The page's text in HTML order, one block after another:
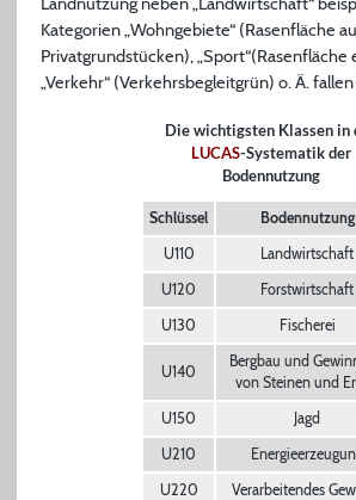
Kategorien „Wohngebiete“ (Rasenfläche
Privatgrundstücken), „Sport“(Rasenfläche
„Verkehr“ (Verkehrsbegleitgrün) o. Ä.
Die wichtigsten Klassen in
LUCAS-Systematik der
Bodennutzung
Schlüssel
Bodennutzung
U110
Landwirtschaft
U120
Forstwirtschaft
U130
Fischerei
U140
Bergbau und
von Steinen und
U150
Jagd
U210
U220
Verarbeitendes